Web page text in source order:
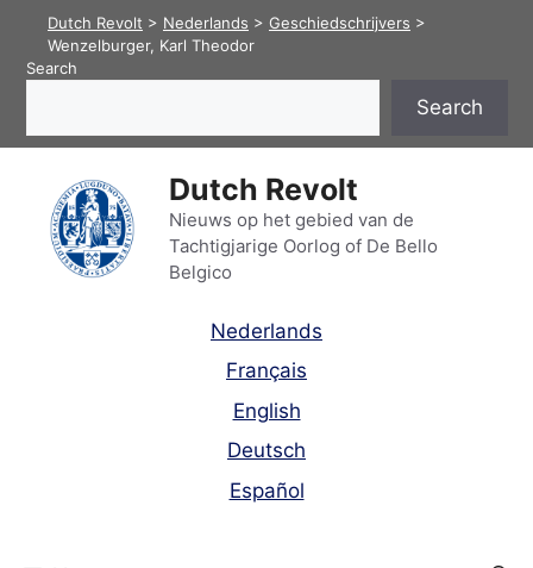
content
Dutch Revolt > Nederlands > Geschiedschrijvers >
Wenzelburger, Karl Theodor
Search
Search
Dutch Revolt
Nieuws op het gebied van de
Tachtigjarige Oorlog of De Bello
Belgico
Nederlands
Français
English
Deutsch
Español